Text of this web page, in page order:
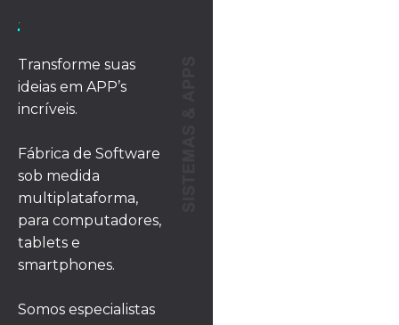
· UX/UI DESIGN
Transforme suas
ideias em APP’s
incríveis.
Fábrica de Software
sob medida
multiplataforma,
para computadores,
tablets e
smartphones.
Somos especialistas